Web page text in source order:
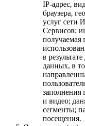
IP-адрес,
браузера,
услуг сети
Сервисов;
получаемая
в
данных, в
заполнения
и видео;
сегменты;
посещения.